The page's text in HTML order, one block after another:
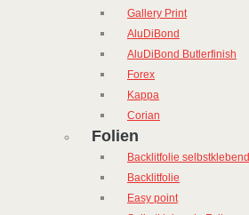
Gallery Print
AluDiBond
AluDiBond Butlerfinish
Forex
Kappa
Corian
Folien
Backlitfolie selbstklebend
Backlitfolie
Easy point